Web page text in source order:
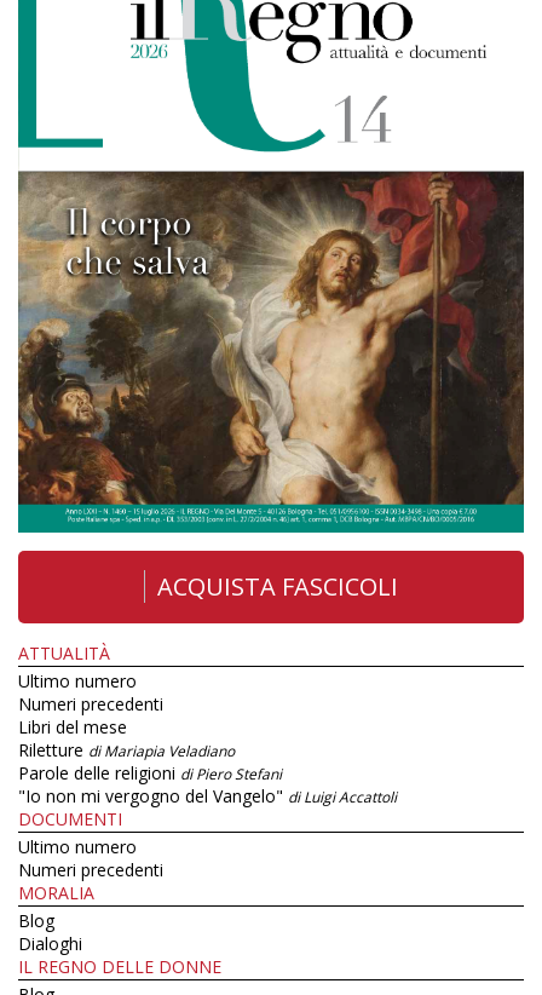
ACQUISTA FASCICOLI
ATTUALITÀ
Ultimo numero
Numeri precedenti
Libri del mese
Riletture di Mariapia Veladiano
Parole delle religioni di Piero Stefani
"Io non mi vergogno del Vangelo" di Luigi Accattoli
DOCUMENTI
Ultimo numero
Numeri precedenti
MORALIA
Blog
Dialoghi
IL REGNO DELLE DONNE